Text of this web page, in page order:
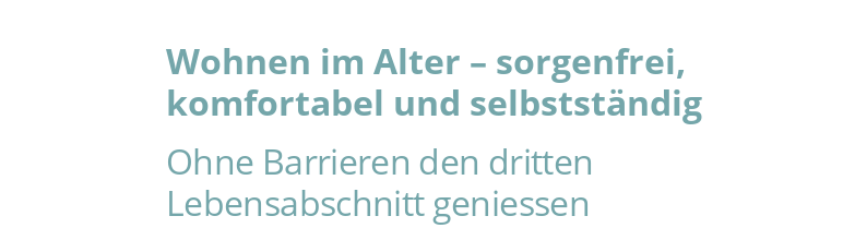
Wohnen im Alter – sorgenfrei,
komfortabel und selbstständig
Ohne Barrieren den dritten
Lebensabschnitt geniessen